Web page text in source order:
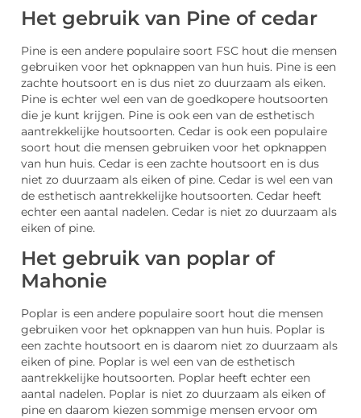
Het gebruik van Pine of cedar
Pine is een andere populaire soort FSC hout die mensen
gebruiken voor het opknappen van hun huis. Pine is een
zachte houtsoort en is dus niet zo duurzaam als eiken.
Pine is echter wel een van de goedkopere houtsoorten
die je kunt krijgen. Pine is ook een van de esthetisch
aantrekkelijke houtsoorten. Cedar is ook een populaire
soort hout die mensen gebruiken voor het opknappen
van hun huis. Cedar is een zachte houtsoort en is dus
niet zo duurzaam als eiken of pine. Cedar is wel een van
de esthetisch aantrekkelijke houtsoorten. Cedar heeft
echter een aantal nadelen. Cedar is niet zo duurzaam als
eiken of pine.
Het gebruik van poplar of
Mahonie
Poplar is een andere populaire soort hout die mensen
gebruiken voor het opknappen van hun huis. Poplar is
een zachte houtsoort en is daarom niet zo duurzaam als
eiken of pine. Poplar is wel een van de esthetisch
aantrekkelijke houtsoorten. Poplar heeft echter een
aantal nadelen. Poplar is niet zo duurzaam als eiken of
pine en daarom kiezen sommige mensen ervoor om